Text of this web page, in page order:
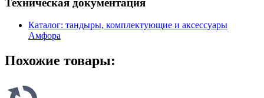
Каталог: тандыры, комплектующие и аксессуары
Амфора
Похожие товары: